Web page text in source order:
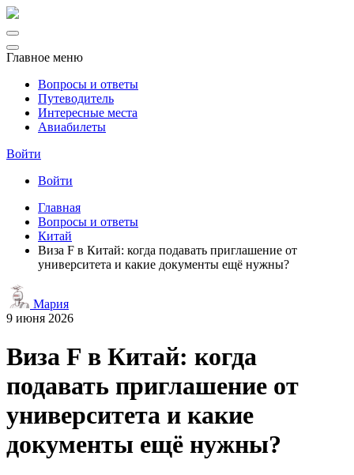
Главное меню
Вопросы и ответы
Путеводитель
Интересные места
Авиабилеты
Войти
Войти
Главная
Вопросы и ответы
Китай
Виза F в Китай: когда подавать приглашение от
университета и какие документы ещё нужны?
Мария
9 июня 2026
Виза F в Китай: когда
подавать приглашение от
университета и какие
документы ещё нужны?